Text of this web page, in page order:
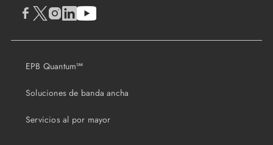
EPB Quantum℠
Soluciones de banda ancha
Servicios al por mayor